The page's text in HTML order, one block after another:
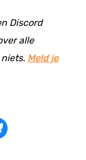
Discord
alle
Meld je